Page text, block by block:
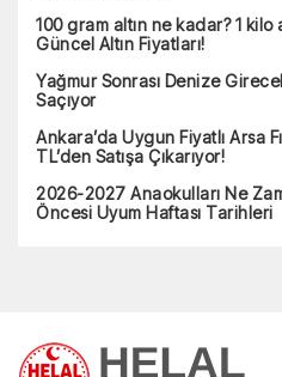
100 gram altın ne kadar? 1
Güncel Altın Fiyatları!
Yağmur Sonrası Denize
Saçıyor
Ankara’da Uygun Fiyatlı Arsa
TL’den Satışa Çıkarıyor!
2026-2027 Anaokulları Ne
Öncesi Uyum Haftası Tarihleri